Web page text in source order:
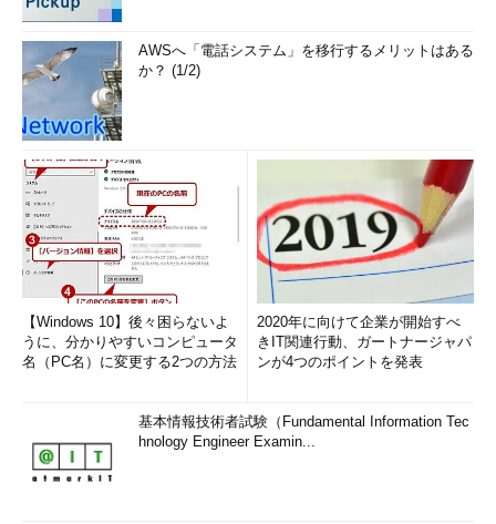
AWSへ「電話システム」を移行するメリットはある
か？ (1/2)
【Windows 10】後々困らないよ
うに、分かりやすいコンピュータ
名（PC名）に変更する2つの方法
2020年に向けて企業が開始すべ
きIT関連行動、ガートナージャパ
ンが4つのポイントを発表
基本情報技術者試験（Fundamental Information Tec
hnology Engineer Examin...